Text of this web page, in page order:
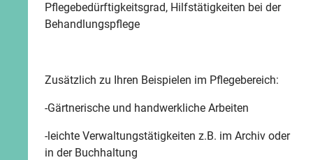
Pflegebedürftigkeitsgrad, Hilfstätigkeiten bei der
Behandlungspflege
Zusätzlich zu Ihren Beispielen im Pflegebereich:
-Gärtnerische und handwerkliche Arbeiten
-leichte Verwaltungstätigkeiten z.B. im Archiv oder
in der Buchhaltung